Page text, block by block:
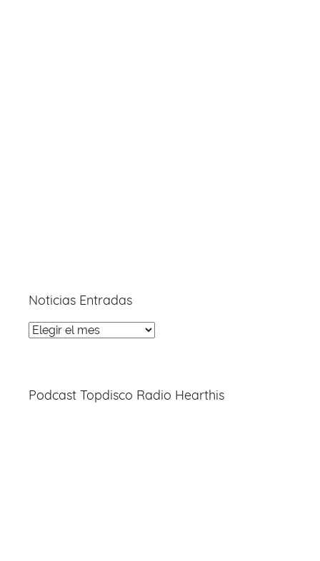
Noticias Entradas
Noticias
Podcast Topdisco Radio Hearthis